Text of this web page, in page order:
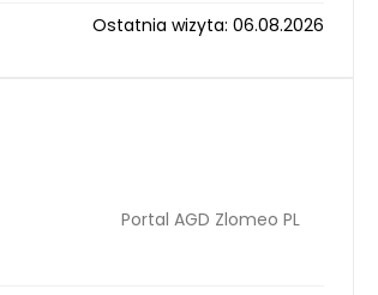
Ostatnia wizyta: 06.08.2026
Portal AGD Zlomeo PL